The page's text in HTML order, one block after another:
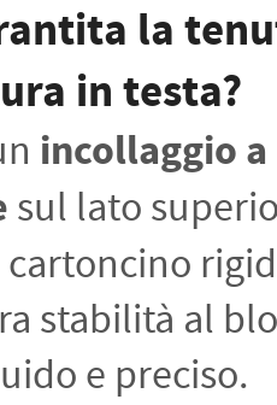
la
in testa?
incollaggio
sul lato
stabilità al
e preciso.